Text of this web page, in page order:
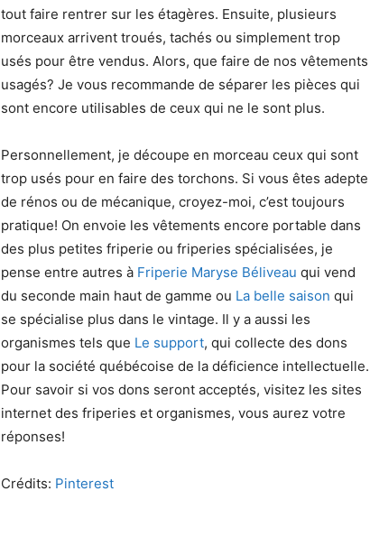
tout faire rentrer sur les étagères. Ensuite, plusieurs
morceaux arrivent troués, tachés ou simplement trop
usés pour être vendus. Alors, que faire de nos vêtements
usagés? Je vous recommande de séparer les pièces qui
sont encore utilisables de ceux qui ne le sont plus.
Personnellement, je découpe en morceau ceux qui sont
trop usés pour en faire des torchons. Si vous êtes adepte
de rénos ou de mécanique, croyez-moi, c’est toujours
pratique! On envoie les vêtements encore portable dans
des plus petites friperie ou friperies spécialisées, je
pense entre autres à Friperie Maryse Béliveau qui vend
du seconde main haut de gamme ou La belle saison qui
se spécialise plus dans le vintage. Il y a aussi les
organismes tels que Le support, qui collecte des dons
pour la société québécoise de la déficience intellectuelle.
Pour savoir si vos dons seront acceptés, visitez les sites
internet des friperies et organismes, vous aurez votre
réponses!
Crédits: Pinterest